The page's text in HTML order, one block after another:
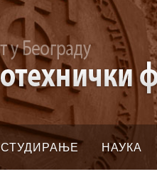
СТУДИРАЊЕ НАУКА